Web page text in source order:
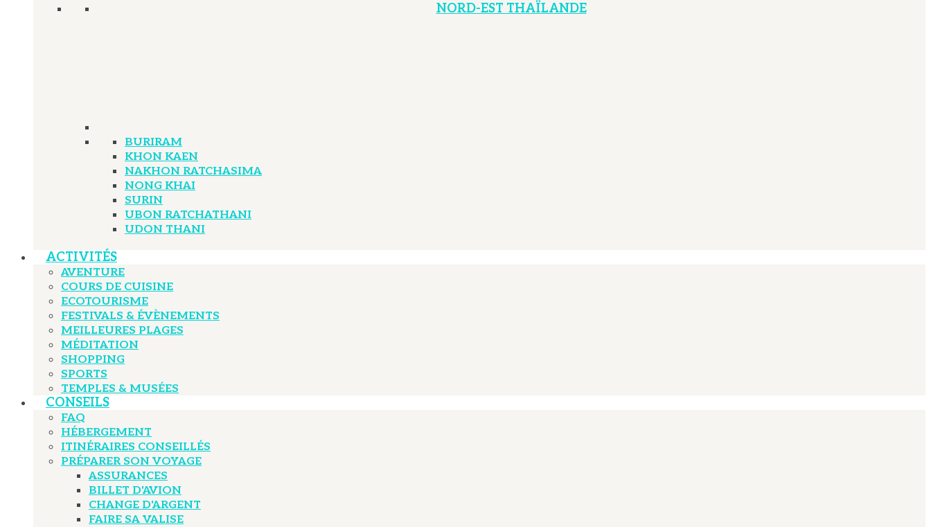
NORD-EST THAÏLANDE
BURIRAM
KHON KAEN
NAKHON RATCHASIMA
NONG KHAI
SURIN
UBON RATCHATHANI
UDON THANI
ACTIVITÉS
AVENTURE
COURS DE CUISINE
ECOTOURISME
FESTIVALS & ÉVÈNEMENTS
MEILLEURES PLAGES
MÉDITATION
SHOPPING
SPORTS
TEMPLES & MUSÉES
CONSEILS
FAQ
HÉBERGEMENT
ITINÉRAIRES CONSEILLÉS
PRÉPARER SON VOYAGE
ASSURANCES
BILLET D'AVION
CHANGE D'ARGENT
FAIRE SA VALISE